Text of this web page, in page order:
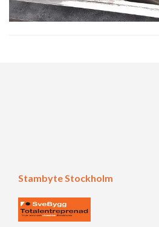
Stambyte Stockholm